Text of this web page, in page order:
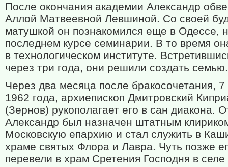
После окончания академии Александр
Аллой Матвеевной Левшиной. Со своей
матушкой он познакомился еще в Одессе,
последнем курсе семинарии. В то время
в технологическом институте.
через три года, они решили создать семью.
Через два месяца после бракосочетания,
1962 года, архиепископ Дмитровский
(Зернов) рукополагает его в сан диакона.
Александр был назначен штатным
Московскую епархию и стал служить в
храме святых Флора и Лавра. Чуть позже
перевели в храм Сретения Господня в